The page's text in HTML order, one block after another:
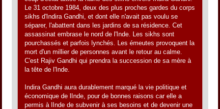
Le 31 octobre 1984, deux des plus proches gardes du corps
sikhs d'Indira Gandhi, et dont elle n'avait pas voulu se
séparer, l'abattent dans les jardins de sa résidence. Cet
assassinat embrase le nord de l'Inde. Les sikhs sont
pourchassés et parfois lynchés. Les émeutes provoquent la
mort d'un millier de personnes avant le retour au calme.
C'est Rajiv Gandhi qui prendra la succession de sa mère à
la tête de l'Inde.
Indira Gandhi aura durablement marqué la vie politique et
économique de lInde, pour de bonnes raisons car elle a
permis à lInde de subvenir à ses besoins et de devenir une